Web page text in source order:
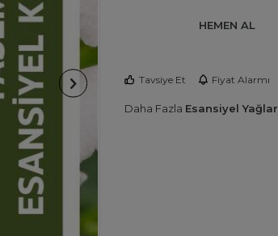
HEMEN AL
Tavsiye Et Fiyat Alarmı
Daha Fazla Esansiyel Yağlar